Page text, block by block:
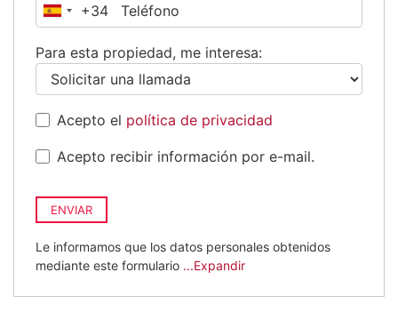
España
+34
Para esta propiedad, me interesa:
Acepto el política de privacidad
Acepto recibir información por e-mail.
ENVIAR
Le informamos que los datos personales obtenidos
mediante este formulario ...Expandir